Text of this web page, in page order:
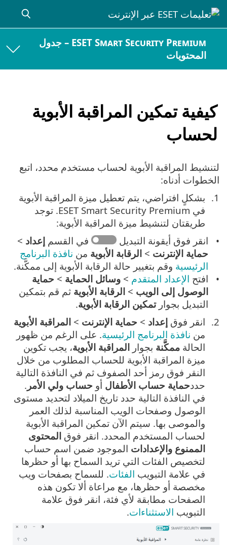
ESET Smart Security Premium – جدول
المحتويات
كيفية تمكين المراقبة الأبوية
لحساب
لتنشيط المراقبة الأبوية لحساب مستخدم محدد، اتبع
الخطوات أدناه:
بشكلٍ افتراضي، يتم تعطيل ميزة المراقبة الأبوية
في ESET Smart Security Premium. توجد
طريقتان لتنشيط ميزة المراقبة الأبوية:
انقر فوق أيقونة التبديل
في القسمإعداد >
حماية الإنترنت >الرقابة الأبوية من نافذة البرنامج
الرئيسية وقم بتغيير حالة الرقابة الأبوية إلى ممكَّنة.
افتح الإعداد المتقدم >وسائل الحماية > حماية
الوصول إلى الويب >الرقابة الأبوية ثم قم بتمكين
التبديل بجوارتمكين الرقابة الأبوية.
انقر فوق إعداد > حماية الإنترنت > المراقبة الأبوية
من نافذة البرنامج الرئيسية. على الرغم من ظهور
الحالة ممكَّنة بجوار المراقبة الأبوية، يجب تكوين
ميزة المراقبة الأبوية للحساب المطلوب من خلال
النقر فوق رمز أحد الصفوف ثم في النافذة التالية
حددحماية حساب الأطفال أو حساب ولي الأمر .
في النافذة التالية حدد تاريخ الميلاد لتحديد مستوى
الوصول وصفحات الويب المناسبة لذلك العمر
والموصى بها. سيتم الآن تمكين المراقبة الأبوية
لحساب المستخدم المحدد. انقر فوق المحتوى
الممنوع والإعدادات الموجود ضمن اسم حساب
لتخصيص الفئات التي تريد السماح بها أو حظرها
في علامة التبويب الفئات. للسماح بصفحات ويب
مخصصة أو حظرها، مع مراعاة ألا تكون هذه
الصفحات مطابقة لأي فئة، انقر فوق علامة
التبويب الاستثناءات.